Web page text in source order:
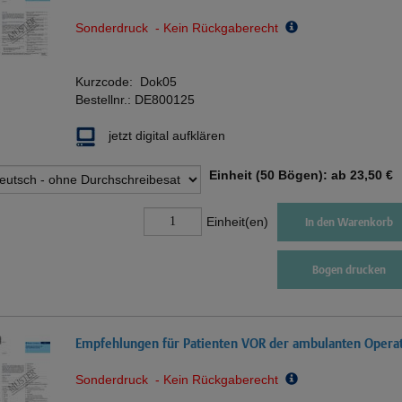
Sonderdruck - Kein Rückgaberecht
Kurzcode: Dok05
Bestellnr.: DE800125
jetzt digital aufklären
Einheit (50 Bögen): ab 23,50 €
Einheit(en) In den Warenkorb
Bogen drucken
Empfehlungen für Patienten VOR der ambulanten
Sonderdruck - Kein Rückgaberecht